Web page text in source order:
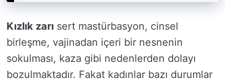
Kızlık zarı sert mastürbasyon, cinsel
birleşme, vajinadan içeri bir nesnenin
sokulması, kaza gibi nedenlerden dolayı
bozulmaktadır. Fakat kadınlar bazı durumlar